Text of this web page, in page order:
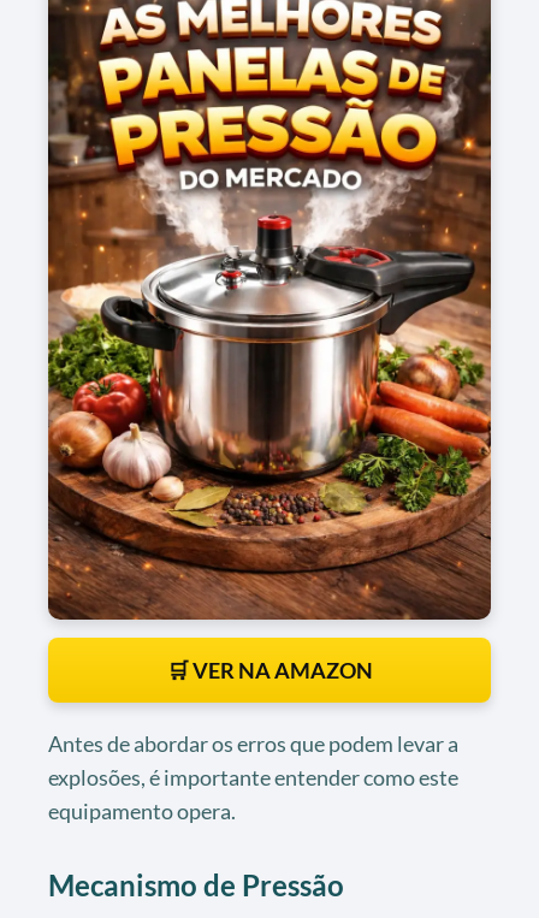
🛒 VER NA AMAZON
Antes de abordar os erros que podem levar a
explosões, é importante entender como este
equipamento opera.
Mecanismo de Pressão